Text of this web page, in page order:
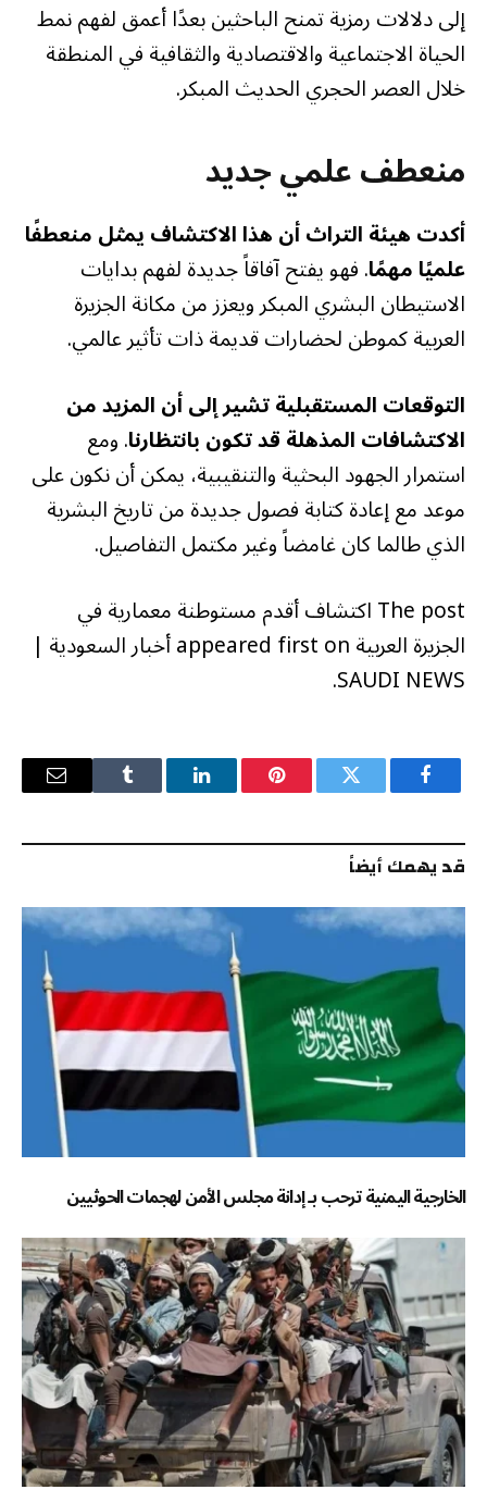
إلى دلالات رمزية تمنح الباحثين بعدًا أعمق لفهم نمط
الحياة الاجتماعية والاقتصادية والثقافية في المنطقة
خلال العصر الحجري الحديث المبكر.
منعطف علمي جديد
أكدت هيئة التراث أن هذا الاكتشاف يمثل منعطفًا
علميًا مهمًا. فهو يفتح آفاقاً جديدة لفهم بدايات
الاستيطان البشري المبكر ويعزز من مكانة الجزيرة
العربية كموطن لحضارات قديمة ذات تأثير عالمي.
التوقعات المستقبلية تشير إلى أن المزيد من
الاكتشافات المذهلة قد تكون بانتظارنا. ومع
استمرار الجهود البحثية والتنقيبية، يمكن أن نكون على
موعد مع إعادة كتابة فصول جديدة من تاريخ البشرية
الذي طالما كان غامضاً وغير مكتمل التفاصيل.
The post اكتشاف أقدم مستوطنة معمارية في
الجزيرة العربية appeared first on أخبار السعودية |
SAUDI NEWS.
فيسبوك تويتر بينتيريستلينكدإن Tumblr
البريد
قد يهمك أيضاً
الخارجية اليمنية ترحب بـ إدانة مجلس الأمن لهجمات الحوثيين